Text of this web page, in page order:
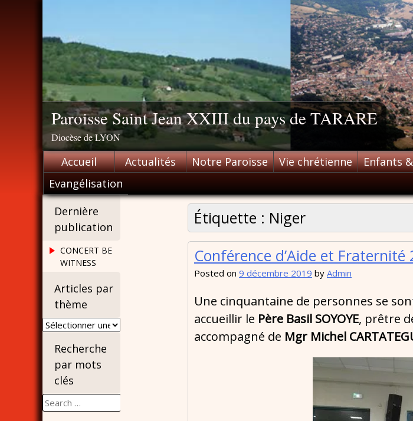
Paroisse Saint Jean XXIII du pays de TARARE
Diocèse de LYON
Accueil Actualités Notre Paroisse Vie chrétienne Enfants
Evangélisation
Étiquette : Niger
Conférence d’Aide et Fraternité
Posted on 9 décembre 2019 by Admin
Une cinquantaine de personnes se
accueillir le Père Basil SOYOYE, prêtre
accompagné de Mgr Michel
Dernière
publication
CONCERT BE
WITNESS
Articles par
thème
Articles
thème
Recherche
par mots
clés
Search
for: